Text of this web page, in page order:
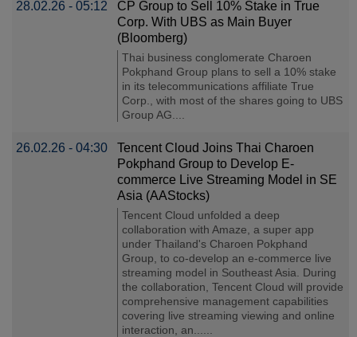
28.02.26 - 05:12
CP Group to Sell 10% Stake in True
Corp. With UBS as Main Buyer
(Bloomberg)
Thai business conglomerate Charoen
Pokphand Group plans to sell a 10% stake
in its telecommunications affiliate True
Corp., with most of the shares going to UBS
Group AG....
26.02.26 - 04:30
Tencent Cloud Joins Thai Charoen
Pokphand Group to Develop E-
commerce Live Streaming Model in SE
Asia (AAStocks)
Tencent Cloud unfolded a deep
collaboration with Amaze, a super app
under Thailand's Charoen Pokphand
Group, to co-develop an e-commerce live
streaming model in Southeast Asia. During
the collaboration, Tencent Cloud will provide
comprehensive management capabilities
covering live streaming viewing and online
interaction, an......